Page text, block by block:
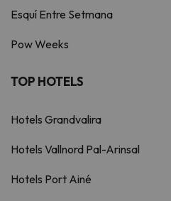
Esquí Entre Setmana
Pow Weeks
TOP HOTELS
Hotels Grandvalira
Hotels Vallnord Pal-Arinsal
Hotels Port Ainé